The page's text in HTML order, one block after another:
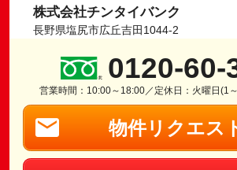
株式会社チンタイバンク
長野県塩尻市広丘吉田1044-2
0120-60-
営業時間：10:00～18:00／定休日：火曜日(1
物件リクエス